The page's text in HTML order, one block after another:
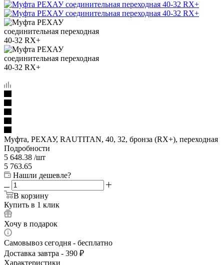
Муфта, РЕХАУ, RAUTITAN, 40, 32, бронза (RX+), переходная
Подробности
5 648.38 /шт
5 763.65
Нашли дешевле?
В корзину
Купить в 1 клик
Хочу в подарок
Самовывоз сегодня - бесплатно
Доставка завтра - 390 ₽
Характеристики